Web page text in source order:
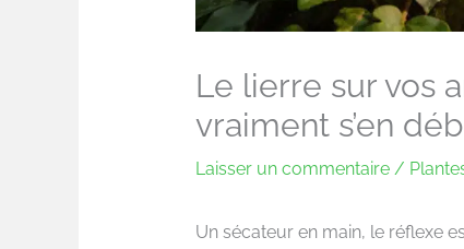
Le lierre sur vos
vraiment s’en
Laisser un commentaire /
Un sécateur en main, le réflexe